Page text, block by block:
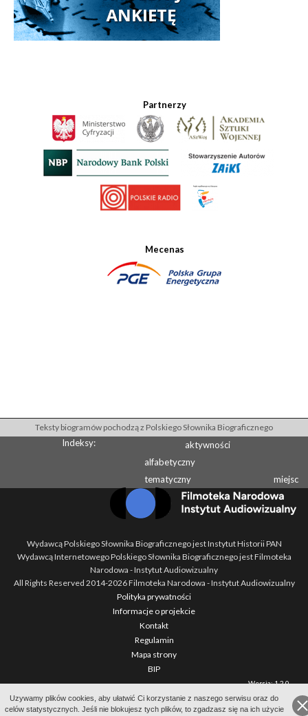
Partnerzy
Mecenas
Uzywamy plików cookies, aby ułatwić Ci korzystanie z naszego serwisu oraz do
celów statystycznych. Jeśli nie blokujesz tych plików, to zgadzasz się na ich użycie
Teksty biogramów pochodzą z Polskiego Słownika Biograficznego
Indeksy:
aktywności
alfabetyczny
tematyczny
miejsc
Wydawcą Polskiego Słownika Biograficznego jest Instytut Historii PAN
Wydawcą Internetowego Polskiego Słownika Biograficznego jest Filmoteka
Narodowa - Instytut Audiowizualny
All Rights Reserved 2014-2026Filmoteka Narodowa - Instytut Audiowizualny
Polityka prywatności
Informacje o projekcie
Kontakt
Regulamin
Mapa strony
BIP
Wersja: 1.2.0